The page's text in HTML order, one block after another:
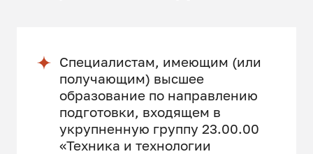
Специалистам, имеющим (или
получающим) высшее
образование по направлению
подготовки, входящем в
укрупненную группу 23.00.00
«Техника и технологии